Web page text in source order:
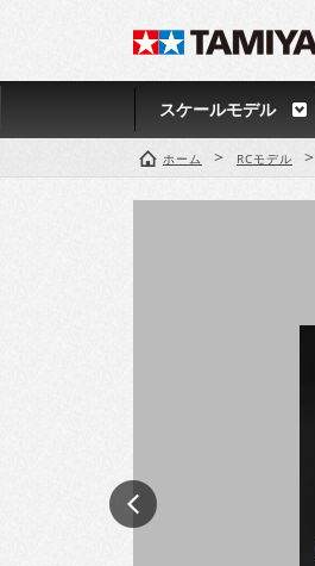
スケールモデル
ホーム > RCモデル >